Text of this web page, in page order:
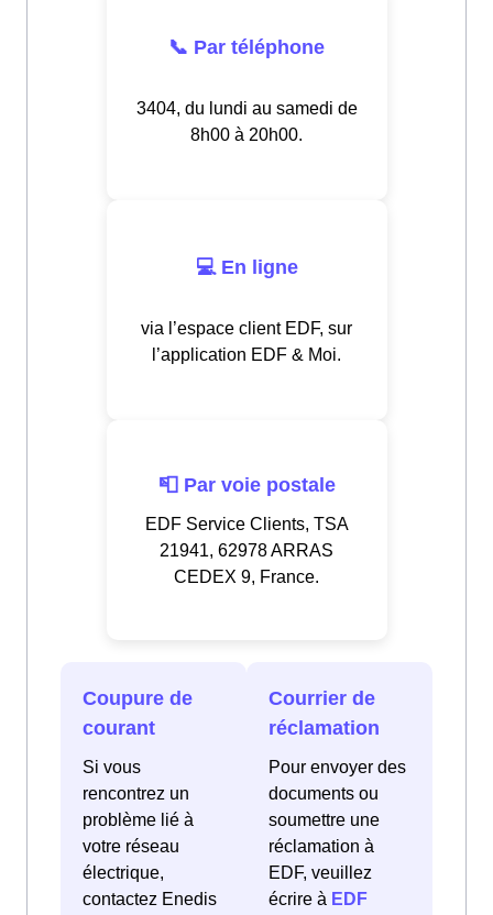
📞 Par téléphone
3404, du lundi au samedi de
8h00 à 20h00.
💻 En ligne
via l’espace client EDF, sur
l’application EDF & Moi.
📮 Par voie postale
EDF Service Clients, TSA
21941, 62978 ARRAS
CEDEX 9, France.
Coupure de
courant
Si vous
rencontrez un
problème lié à
votre réseau
électrique,
contactez Enedis
Courrier de
réclamation
Pour envoyer des
documents ou
soumettre une
réclamation à
EDF, veuillez
écrire à EDF